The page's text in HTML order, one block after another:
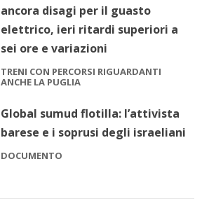
ancora disagi per il guasto
elettrico, ieri ritardi superiori a
sei ore e variazioni
TRENI CON PERCORSI RIGUARDANTI
ANCHE LA PUGLIA
Global sumud flotilla: l’attivista
barese e i soprusi degli israeliani
DOCUMENTO